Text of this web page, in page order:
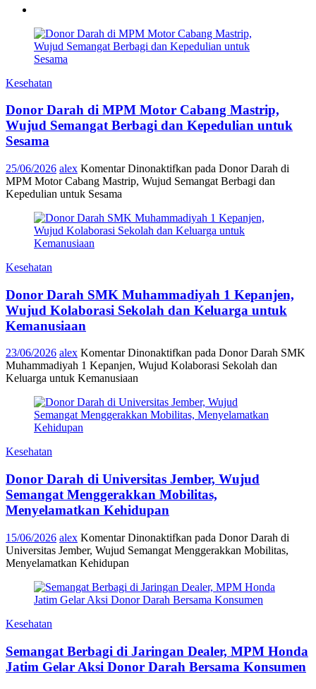
Kesehatan
Donor Darah di MPM Motor Cabang Mastrip,
Wujud Semangat Berbagi dan Kepedulian untuk
Sesama
25/06/2026 alex Komentar Dinonaktifkan pada Donor Darah di
MPM Motor Cabang Mastrip, Wujud Semangat Berbagi dan
Kepedulian untuk Sesama
Kesehatan
Donor Darah SMK Muhammadiyah 1 Kepanjen,
Wujud Kolaborasi Sekolah dan Keluarga untuk
Kemanusiaan
23/06/2026 alex Komentar Dinonaktifkan pada Donor Darah SMK
Muhammadiyah 1 Kepanjen, Wujud Kolaborasi Sekolah dan
Keluarga untuk Kemanusiaan
Kesehatan
Donor Darah di Universitas Jember, Wujud
Semangat Menggerakkan Mobilitas,
Menyelamatkan Kehidupan
15/06/2026 alex Komentar Dinonaktifkan pada Donor Darah di
Universitas Jember, Wujud Semangat Menggerakkan Mobilitas,
Menyelamatkan Kehidupan
Kesehatan
Semangat Berbagi di Jaringan Dealer, MPM Honda
Jatim Gelar Aksi Donor Darah Bersama Konsumen